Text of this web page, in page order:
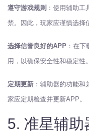
遵守游戏规则 ：使用辅助
禁。因此，玩家应谨慎选择
选择信誉良好的APP ：在
用，以确保安全性和稳定性。
定期更新 ：辅助器的功能
家应定期检查并更新APP。
5. 准星辅助